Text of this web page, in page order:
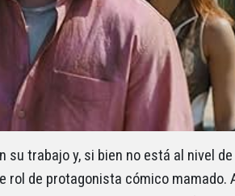
trabajo y, si bien no está al nivel
de protagonista cómico mamado.